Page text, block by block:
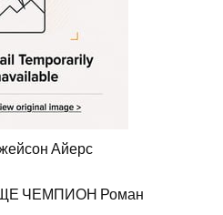
Айерс
ЧЕМПИОН Роман